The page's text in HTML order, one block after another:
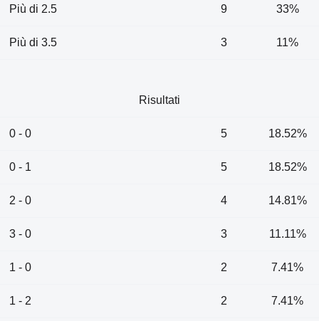
Più di 2.5 9 33%
Più di 3.5 3 11%
Risultati
0 - 0 5 18.52%
0 - 1 5 18.52%
2 - 0 4 14.81%
3 - 0 3 11.11%
1 - 0 2 7.41%
1 - 2 2 7.41%